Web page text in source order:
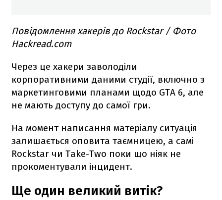
Повідомлення хакерів до Rockstar / Фото
Hackread.com
Через це хакери заволоділи
корпоративними даними студії, включно з
маркетинговими планами щодо GTA 6, але
не мають доступу до самої гри.
На момент написання матеріалу ситуація
залишається оповита таємницею, а самі
Rockstar чи Take-Two поки що ніяк не
прокоментували інцидент.
Ще один великий витік?